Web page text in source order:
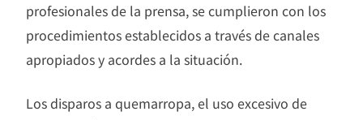
profesionales de la prensa, se cumplieron con los
procedimientos establecidos a través de canales
apropiados y acordes a la situación.
Los disparos a quemarropa, el uso excesivo de